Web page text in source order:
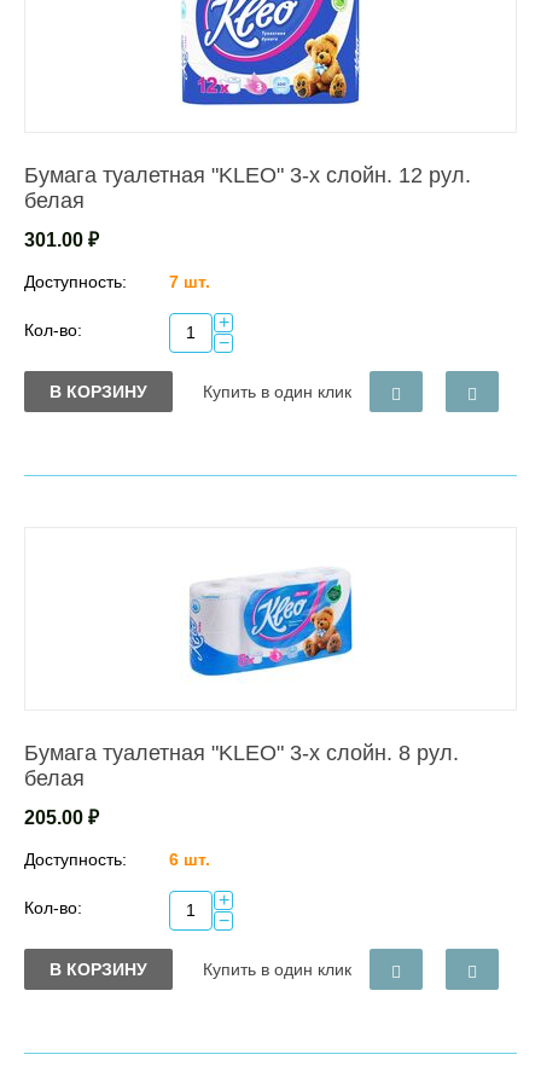
Бумага туалетная "KLEO" 3-х слойн. 12 рул.
белая
301.00 ₽
Доступность: 7 шт.
Кол-во:
+
−
В КОРЗИНУ Купить в один клик
Бумага туалетная "KLEO" 3-х слойн. 8 рул.
белая
205.00 ₽
Доступность: 6 шт.
Кол-во:
+
−
В КОРЗИНУ Купить в один клик